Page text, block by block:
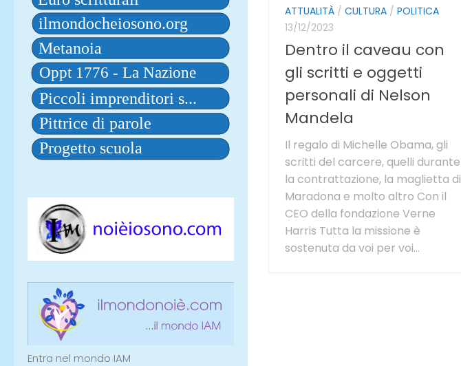
ATTUALITÀ / CULTURA / POLITICA
13/12/2023
Dentro il caveau con
gli scritti e oggetti
personali di Nelson
Mandela
Il regalo di Michelle Obama, gli
scritti del carcere, quelli durante
la contrattazione, la maglietta di
Maradona e molto altro Con il
CEO della fondazione Verne
Harris Tutta la missione è
sostenuta da voi per voi...
Entra nel mondo IAM